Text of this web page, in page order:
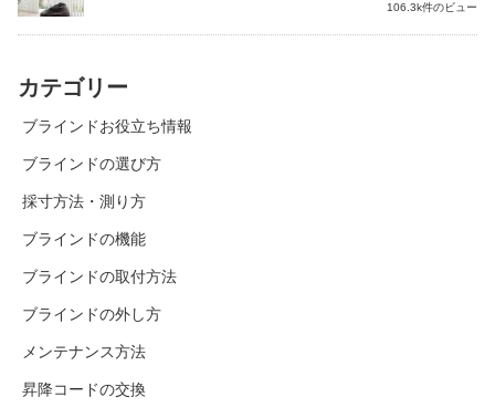
106.3k件のビュー
カテゴリー
ブラインドお役立ち情報
ブラインドの選び方
採寸方法・測り方
ブラインドの機能
ブラインドの取付方法
ブラインドの外し方
メンテナンス方法
昇降コードの交換